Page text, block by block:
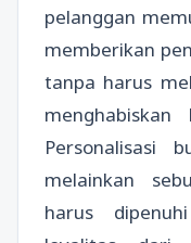
pelanggan
memberikan
tanpa harus
Personalisasi
melainkan
harus